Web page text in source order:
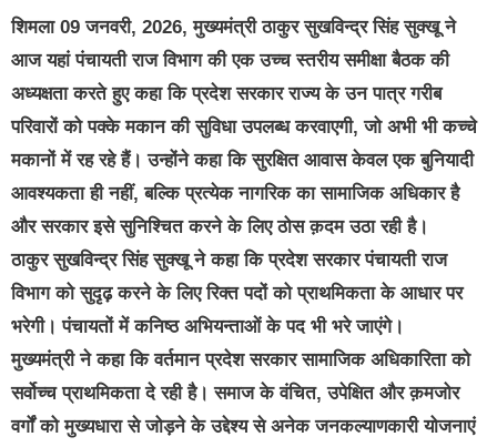
शिमला 09 जनवरी, 2026, मुख्यमंत्री ठाकुर सुखविन्द्र सिंह सुक्खू ने
आज यहां पंचायती राज विभाग की एक उच्च स्तरीय समीक्षा बैठक की
अध्यक्षता करते हुए कहा कि प्रदेश सरकार राज्य के उन पात्र गरीब
परिवारों को पक्के मकान की सुविधा उपलब्ध करवाएगी, जो अभी भी कच्चे
मकानों में रह रहे हैं। उन्होंने कहा कि सुरक्षित आवास केवल एक बुनियादी
आवश्यकता ही नहीं, बल्कि प्रत्येक नागरिक का सामाजिक अधिकार है
और सरकार इसे सुनिश्चित करने के लिए ठोस क़दम उठा रही है।
ठाकुर सुखविन्द्र सिंह सुक्खू ने कहा कि प्रदेश सरकार पंचायती राज
विभाग को सुदृढ़ करने के लिए रिक्त पदों को प्राथमिकता के आधार पर
भरेगी। पंचायतों में कनिष्ठ अभियन्ताओं के पद भी भरे जाएंगे।
मुख्यमंत्री ने कहा कि वर्तमान प्रदेश सरकार सामाजिक अधिकारिता को
सर्वोच्च प्राथमिकता दे रही है। समाज के वंचित, उपेक्षित और क़मजोर
वर्गों को मुख्यधारा से जोड़ने के उद्देश्य से अनेक जनकल्याणकारी योजनाएं